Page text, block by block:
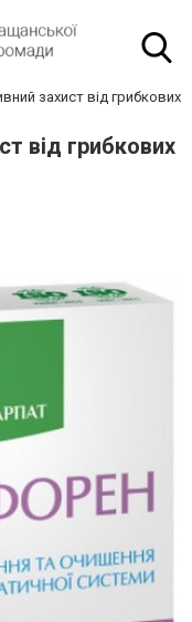
захист від грибкових
від грибкових